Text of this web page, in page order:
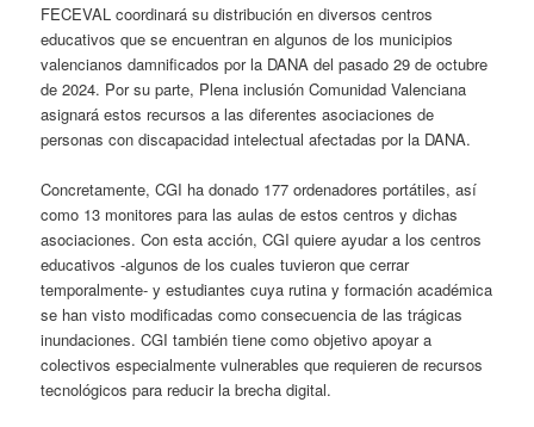
FECEVAL coordinará su distribución en diversos centros
educativos que se encuentran en algunos de los municipios
valencianos damnificados por la DANA del pasado 29 de octubre
de 2024. Por su parte, Plena inclusión Comunidad Valenciana
asignará estos recursos a las diferentes asociaciones de
personas con discapacidad intelectual afectadas por la DANA.
Concretamente, CGI ha donado 177 ordenadores portátiles, así
como 13 monitores para las aulas de estos centros y dichas
asociaciones. Con esta acción, CGI quiere ayudar a los centros
educativos -algunos de los cuales tuvieron que cerrar
temporalmente- y estudiantes cuya rutina y formación académica
se han visto modificadas como consecuencia de las trágicas
inundaciones. CGI también tiene como objetivo apoyar a
colectivos especialmente vulnerables que requieren de recursos
tecnológicos para reducir la brecha digital.